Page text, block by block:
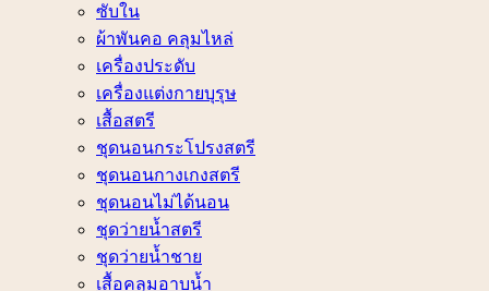
ซับใน
ผ้าพันคอ คลุมไหล่
เครื่องประดับ
เครื่องแต่งกายบุรุษ
เสื้อสตรี
ชุดนอนกระโปรงสตรี
ชุดนอนกางเกงสตรี
ชุดนอนไม่ได้นอน
ชุดว่ายน้ำสตรี
ชุดว่ายน้ำชาย
เสื้อคลุมอาบน้ำ